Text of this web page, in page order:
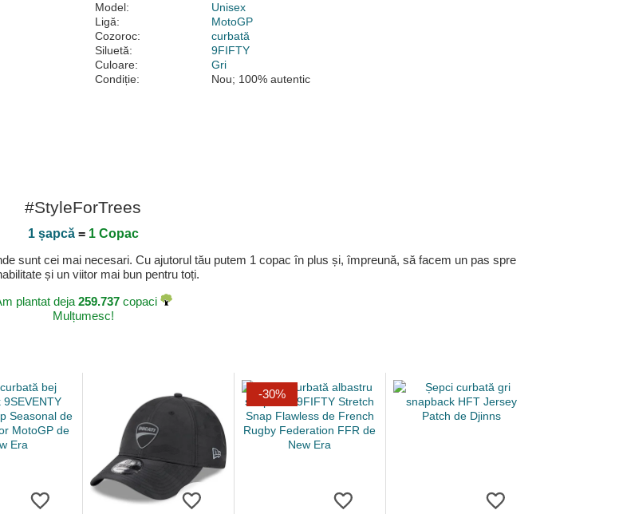
Model:
Unisex
Ligă:
MotoGP
Cozoroc:
curbată
Siluetă:
9FIFTY
Culoare:
Gri
Condiție:
Nou; 100% autentic
#StyleForTrees
1 șapcă= 1 Copac
sunt cei mai necesari. Cu ajutorul tău putem 1 copac în plus și, împreună, să facem un pas spre
și un viitor mai bun pentru toți.
plantat deja 259.737copaci
Mulțumesc!
-30%